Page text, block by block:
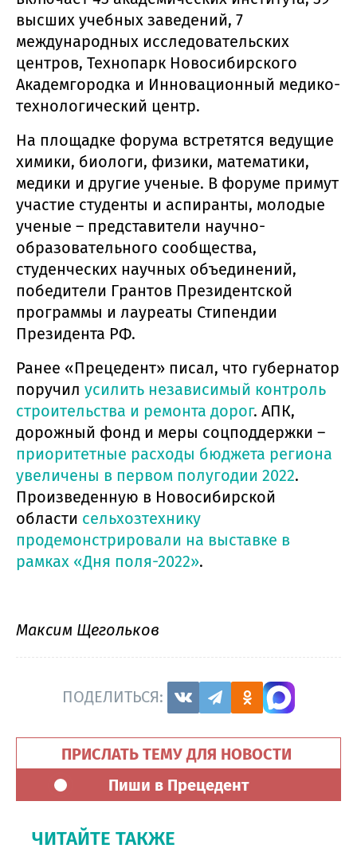
высших учебных заведений, 7
международных исследовательских
центров, Технопарк Новосибирского
Академгородка и Инновационный медико-
технологический центр.
На площадке форума встретятся ведущие
химики, биологи, физики, математики,
медики и другие ученые. В форуме примут
участие студенты и аспиранты, молодые
ученые – представители научно-
образовательного сообщества,
студенческих научных объединений,
победители Грантов Президентской
программы и лауреаты Стипендии
Президента РФ.
Ранее «Прецедент» писал, что губернатор
поручил усилить независимый контроль
строительства и ремонта дорог. АПК,
дорожный фонд и меры соцподдержки –
приоритетные расходы бюджета региона
увеличены в первом полугодии 2022.
Произведенную в Новосибирской
области сельхозтехнику
продемонстрировали на выставке в
рамках «Дня поля-2022».
Максим Щегольков
ПОДЕЛИТЬСЯ:
ПРИСЛАТЬ ТЕМУ ДЛЯ НОВОСТИ
Пиши в Прецедент
ЧИТАЙТЕ ТАКЖЕ